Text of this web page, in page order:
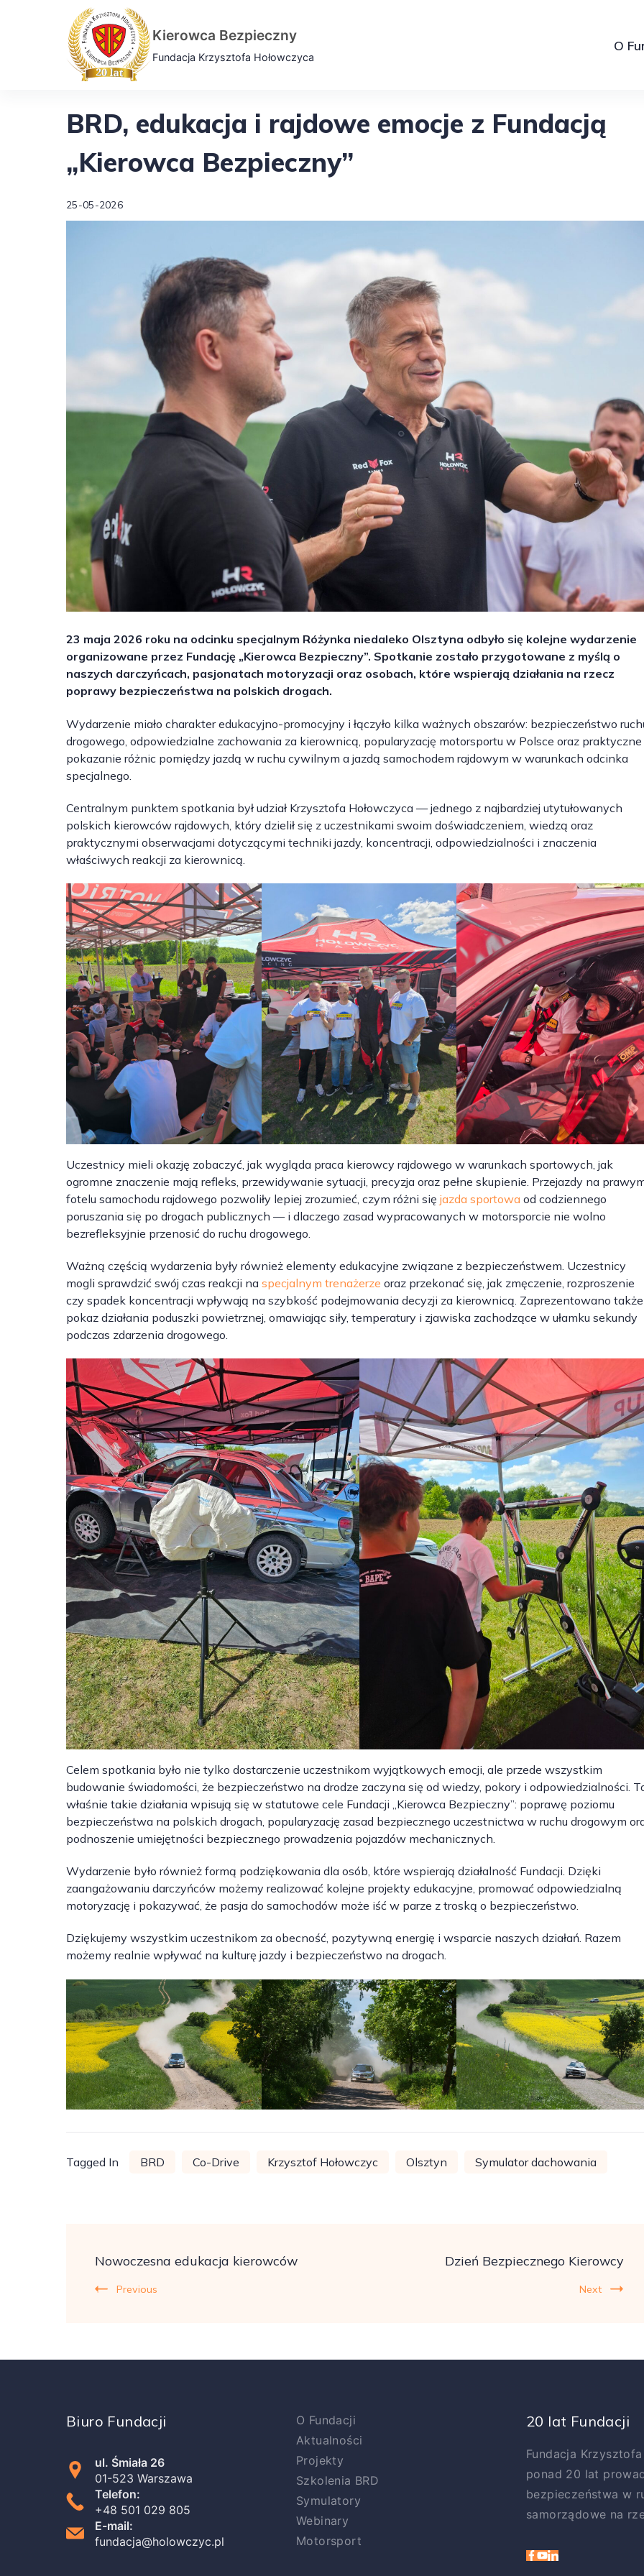
Kierowca Bezpieczny
Fundacja Krzysztofa Hołowczyca
O
BRD, edukacja i rajdowe emocje z Fundacją
„Kierowca Bezpieczny”
25-05-2026
23 maja 2026 roku na odcinku specjalnym Różynka niedaleko Olsztyna odbyło się kolejne wydarzenie
organizowane przez Fundację „Kierowca Bezpieczny”. Spotkanie zostało przygotowane z myślą o
naszych darczyńcach, pasjonatach motoryzacji oraz osobach, które wspierają działania na rzecz
poprawy bezpieczeństwa na polskich drogach.
Wydarzenie miało charakter edukacyjno-promocyjny i łączyło kilka ważnych obszarów: bezpieczeństwo
drogowego, odpowiedzialne zachowania za kierownicą, popularyzację motorsportu w Polsce oraz praktyczne
pokazanie różnic pomiędzy jazdą w ruchu cywilnym a jazdą samochodem rajdowym w warunkach odcinka
specjalnego.
Centralnym punktem spotkania był udział Krzysztofa Hołowczyca — jednego z najbardziej utytułowanych
polskich kierowców rajdowych, który dzielił się z uczestnikami swoim doświadczeniem, wiedzą oraz
praktycznymi obserwacjami dotyczącymi techniki jazdy, koncentracji, odpowiedzialności i znaczenia
właściwych reakcji za kierownicą.
Uczestnicy mieli okazję zobaczyć, jak wygląda praca kierowcy rajdowego w warunkach sportowych, jak
ogromne znaczenie mają refleks, przewidywanie sytuacji, precyzja oraz pełne skupienie. Przejazdy na
fotelu samochodu rajdowego pozwoliły lepiej zrozumieć, czym różni się jazda sportowa od codziennego
poruszania się po drogach publicznych — i dlaczego zasad wypracowanych w motorsporcie nie wolno
bezrefleksyjnie przenosić do ruchu drogowego.
Ważną częścią wydarzenia były również elementy edukacyjne związane z bezpieczeństwem. Uczestnicy
mogli sprawdzić swój czas reakcji na specjalnym trenażerze oraz przekonać się, jak zmęczenie, rozproszenie
czy spadek koncentracji wpływają na szybkość podejmowania decyzji za kierownicą. Zaprezentowano także
pokaz działania poduszki powietrznej, omawiając siły, temperatury i zjawiska zachodzące w ułamku sekundy
podczas zdarzenia drogowego.
Celem spotkania było nie tylko dostarczenie uczestnikom wyjątkowych emocji, ale przede wszystkim
budowanie świadomości, że bezpieczeństwo na drodze zaczyna się od wiedzy, pokory i odpowiedzialności.
właśnie takie działania wpisują się w statutowe cele Fundacji „Kierowca Bezpieczny”: poprawę poziomu
bezpieczeństwa na polskich drogach, popularyzację zasad bezpiecznego uczestnictwa w ruchu drogowym
podnoszenie umiejętności bezpiecznego prowadzenia pojazdów mechanicznych.
Wydarzenie było również formą podziękowania dla osób, które wspierają działalność Fundacji. Dzięki
zaangażowaniu darczyńców możemy realizować kolejne projekty edukacyjne, promować odpowiedzialną
motoryzację i pokazywać, że pasja do samochodów może iść w parze z troską o bezpieczeństwo.
Dziękujemy wszystkim uczestnikom za obecność, pozytywną energię i wsparcie naszych działań. Razem
możemy realnie wpływać na kulturę jazdy i bezpieczeństwo na drogach.
Tagged In BRD Co-Drive Krzysztof Hołowczyc Olsztyn Symulator dachowania
Navigation
Nowoczesna edukacja kierowców
Previous
Dzień Bezpiecznego Kierowcy
Next
Biuro Fundacji
ul. Śmiała 26
01-523 Warszawa
Telefon:
+48 501 029 805
E-mail:
fundacja@holowczyc.pl
O Fundacji
Aktualności
Projekty
Szkolenia BRD
Symulatory
Webinary
Motorsport
20 lat Fundacji
Fundacja
ponad 20 lat
bezpieczeństwa w
samorządowe na